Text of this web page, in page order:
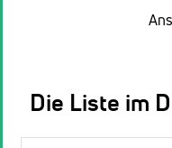
Die Liste im